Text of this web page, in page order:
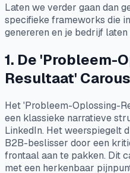
Laten we verder gaan dan
specifieke frameworks die
genereren en je bedrijf
1. De 'Probleem-
Resultaat'
Het 'Probleem-Oplossing-
een klassieke narratieve
LinkedIn. Het weerspiegelt
B2B-beslisser door een
frontaal aan te pakken. Dit
met een herkenbaar